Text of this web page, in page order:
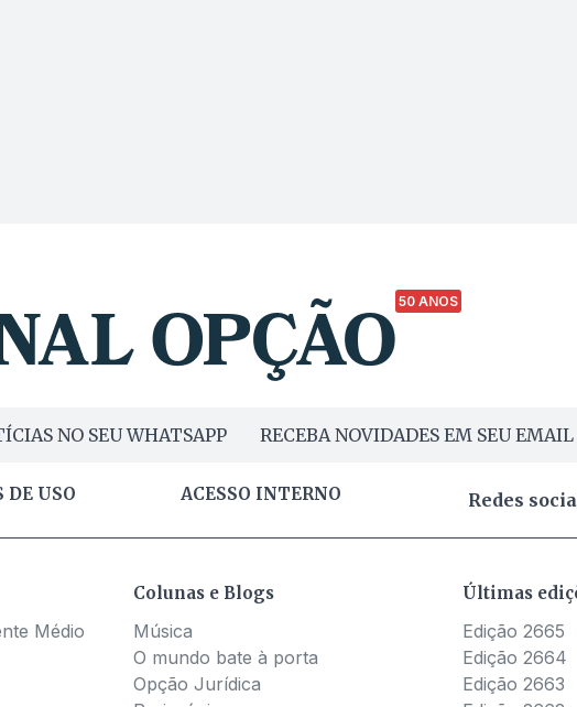
50 ANOS
NO SEU WHATSAPP RECEBA NOVIDADES EM SEU EMAIL
DE USO ACESSO INTERNO Redes
Médio
Colunas e Blogs
Música
O mundo bate à porta
Opção Jurídica
Últimas
Edição 2665
Edição 2664
Edição 2663